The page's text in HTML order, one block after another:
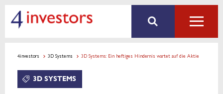
4investors 3D Systems 3D Systems: Ein heftiges Hindernis wartet auf die Aktie
3D SYSTEMS